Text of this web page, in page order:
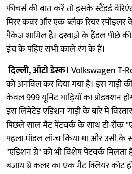
फीचर्स की बात करें तो इसके स्टैंडर्ड
मिरर कवर और एक ब्लैक रियर स्पॉइलर
पैकेज शामिल है। दरवाज़े के हैंडल पीछे
इंच के पहिए सभी काले रंग के हैं।
दिल्ली, ऑटो डेस्क। Volkswagen T-
को अनविल कर दिया गया है। इस गाड़ी
केवल 999 यूनिट गाड़ियों का प्रोडक्शन
इस लिमेटेड एडिशन गाड़ी के बारे में
पिछले साल मैट पेंटवर्क के साथ टी-रॉक
पहला मॉडल लॉन्च किया था और उसी के
"एडिशन ग्रे" को भी विशेष पेंटवर्क
बजाय ग्रे कलर का एक मैट क्लियर कोट